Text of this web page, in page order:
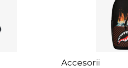
Accesorii